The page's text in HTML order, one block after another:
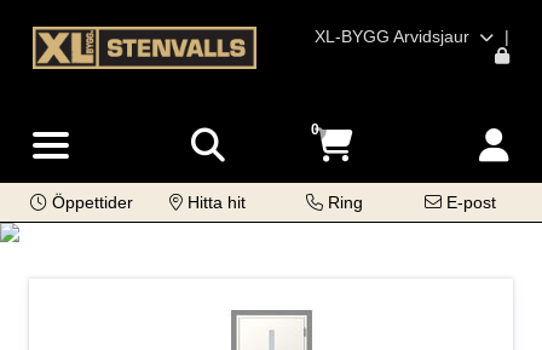
XL-BYGG Arvidsjaur |
0
Öppettider Hitta hit Ring E-post